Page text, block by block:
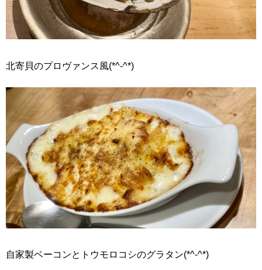
北寄貝のプロヴァンス風(*^-^*)
自家製ベーコンとトウモロコシのグラタン(*^-^*)